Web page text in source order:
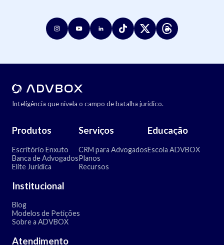
Inteligência que nivela o campo de batalha jurídico.
Produtos
Escritório Enxuto
Banca de Advogados
Elite Jurídica
Serviços
CRM para Advogados
Planos
Recursos
Educação
Escola ADVBOX
Institucional
Blog
Modelos de Petições
Sobre a ADVBOX
Atendimento